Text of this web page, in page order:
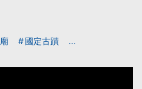
國定古蹟 ...